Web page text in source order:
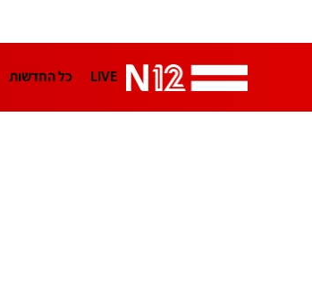
LIVE כל החדשות